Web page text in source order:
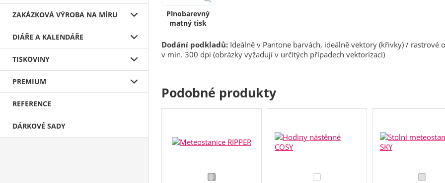
ZAKÁZKOVÁ VÝROBA NA MÍRU
DIÁŘE A KALENDÁŘE
TISKOVINY
PREMIUM
REFERENCE
DÁRKOVÉ SADY
Plnobarevný
matný tisk
Dodání podkladů: Ideálně v Pantone barvách, ideálně vektory (křivky) / rastrové
v min. 300 dpi (obrázky vyžadují v určitých případech vektorizaci)
Podobné produkty